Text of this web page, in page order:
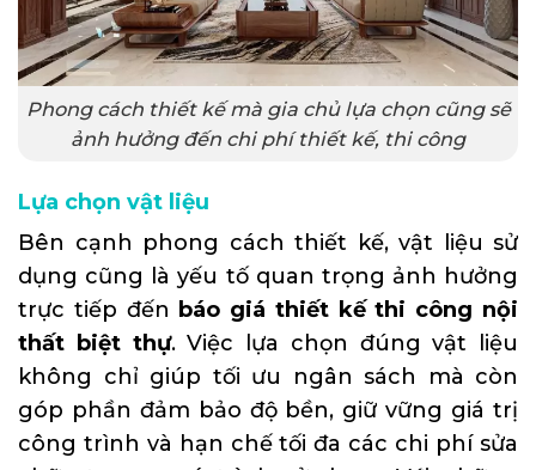
Phong cách thiết kế mà gia chủ lựa chọn cũng sẽ
ảnh hưởng đến chi phí thiết kế, thi công
Lựa chọn vật liệu
Bên cạnh phong cách thiết kế, vật liệu sử
dụng cũng là yếu tố quan trọng ảnh hưởng
trực tiếp đến báo giá thiết kế thi công nội
thất biệt thự. Việc lựa chọn đúng vật liệu
không chỉ giúp tối ưu ngân sách mà còn
góp phần đảm bảo độ bền, giữ vững giá trị
công trình và hạn chế tối đa các chi phí sửa